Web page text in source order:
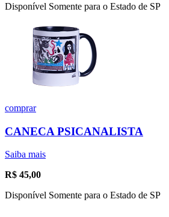
Disponível Somente para o Estado de SP
comprar
CANECA PSICANALISTA
Saiba mais
R$ 45,00
Disponível Somente para o Estado de SP